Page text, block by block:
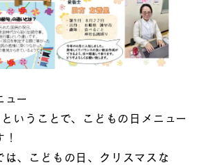
ュー
いうことで、こどもの日メニュー
は、こどもの日、クリスマスな